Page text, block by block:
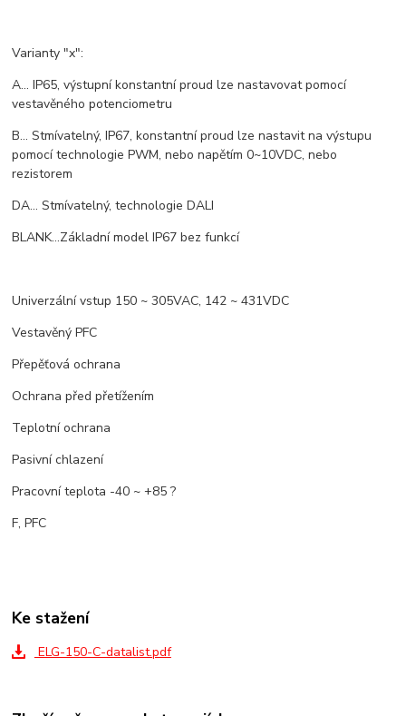
Varianty "x":
A... IP65, výstupní konstantní proud lze nastavovat pomocí
vestavěného potenciometru
B... Stmívatelný, IP67, konstantní proud lze nastavit na výstupu
pomocí technologie PWM, nebo napětím 0~10VDC, nebo
rezistorem
DA... Stmívatelný, technologie DALI
BLANK...Základní model IP67 bez funkcí
Univerzální vstup 150 ~ 305VAC, 142 ~ 431VDC
Vestavěný PFC
Přepěťová ochrana
Ochrana před přetížením
Teplotní ochrana
Pasivní chlazení
Pracovní teplota -40 ~ +85 ?
F, PFC
Ke stažení
ELG-150-C-datalist.pdf